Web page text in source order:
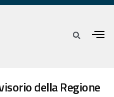
della Regione